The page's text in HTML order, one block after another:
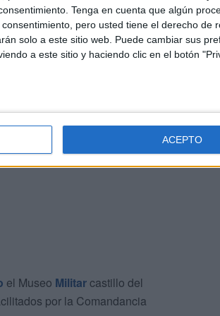
Tenga en cuenta que algún
pero usted tiene el derecho de
solo a este sitio web. Puede cambiar sus
a este sitio y haciendo clic en el botón
ACEPTO
la colección que se custodia y la
y laboral del centro.
y recuerda que es un
el Museo Militarcastillo del
por la Comandancia